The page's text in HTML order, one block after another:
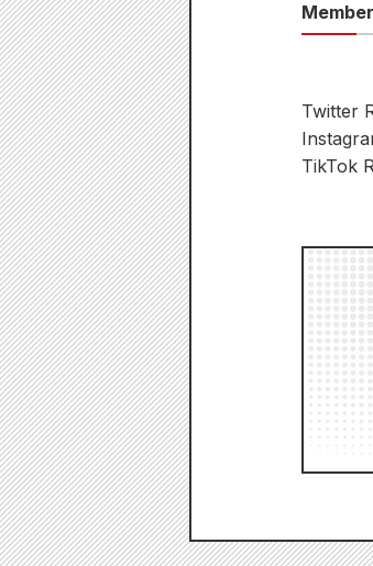
Twitter
TikTok